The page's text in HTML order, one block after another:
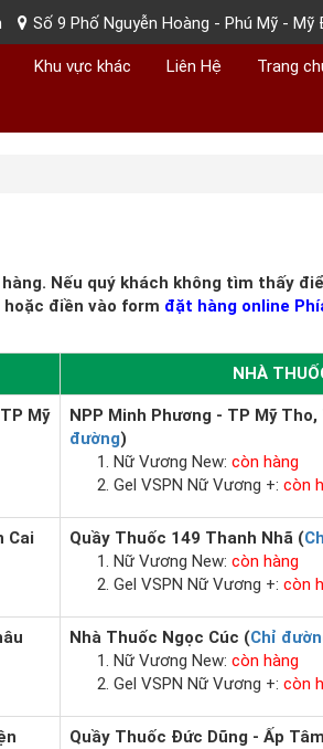
Số 9 Phố Nguyễn Hoàng - Phú Mỹ -
Khu vực khác Liên Hệ Trang
Nếu quý khách không tìm thấy
điền vào form đặt hàng online
NHÀ
Mỹ
NPP Minh Phương - TP Mỹ
đường)
Nữ Vương New: còn hàng
Gel VSPN Nữ Vương +: còn
Cai
Quầy Thuốc 149 Thanh Nhã (
Nữ Vương New: còn hàng
Gel VSPN Nữ Vương +: còn
Nhà Thuốc Ngọc Cúc (Chỉ
Nữ Vương New: còn hàng
Gel VSPN Nữ Vương +: còn
Quầy Thuốc Đức Dũng - Ấp